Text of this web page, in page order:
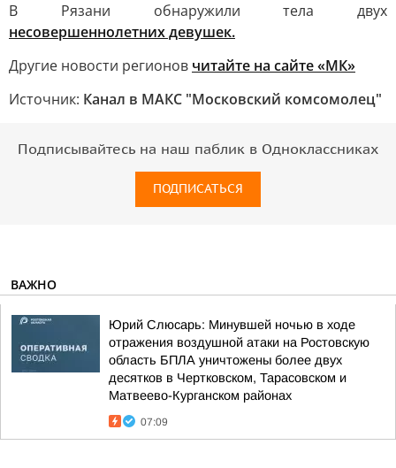
В Рязани обнаружили тела двух
несовершеннолетних девушек.
Другие новости регионов читайте на сайте «МК»
Источник: Канал в МАКС "Московский комсомолец"
Подписывайтесь на наш паблик в Одноклассниках
ПОДПИСАТЬСЯ
ВАЖНО
Юрий Слюсарь: Минувшей ночью в ходе
отражения воздушной атаки на Ростовскую
область БПЛА уничтожены более двух
десятков в Чертковском, Тарасовском и
Матвеево-Курганском районах
07:09